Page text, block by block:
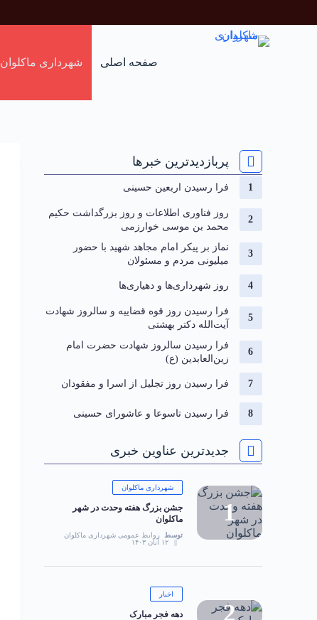
صفحه اصلی شهرداری ماکلوان
پربازدیدترین خبرها
فرا رسیدن اربعین حسینی
روز فناوری اطلاعات و روز بزرگداشت حکیم
محمد بن موسی خوارزمی
نماز بر پیکر امام مجاهد شهید با حضور
میلیونی مردم و مسئولان
روز شهرداری‌ها و دهیاری‌ها
فرا رسیدن روز قوه قضاییه و سالروز شهادت
آیت‌الله دکتر بهشتی
فرا رسیدن سالروز شهادت حضرت امام
زین‌العابدین (ع)
فرا رسیدن روز تجلیل از اسرا و مفقودان
فرا رسیدن تاسوعا و عاشورای حسینی
جدیدترین عناوین خبری
شهرداری ماکلوان
جشن بزرگ هفته وحدت در شهر
ماکلوان
توسط
روابط عمومی شهرداری ماکلوان
۱۲ آبان ۱۴۰۳
اخبار
دهه فجر مبارک